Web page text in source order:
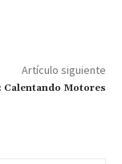
Artículo siguiente
Calentando Motores